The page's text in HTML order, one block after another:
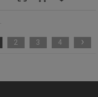
2 3 4 ›